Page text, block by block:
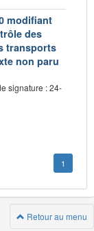
modifiant
des
transports
non paru
signature : 24-
1
Retour au menu